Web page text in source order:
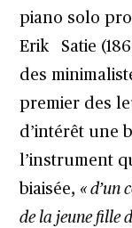
piano solo
Erik Satie
des
premier des
d’intérêt une
l’instrument
biaisée, « d’un
de la jeune fille